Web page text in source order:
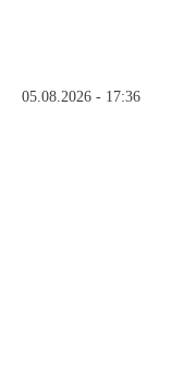
05.08.2026 - 17:36